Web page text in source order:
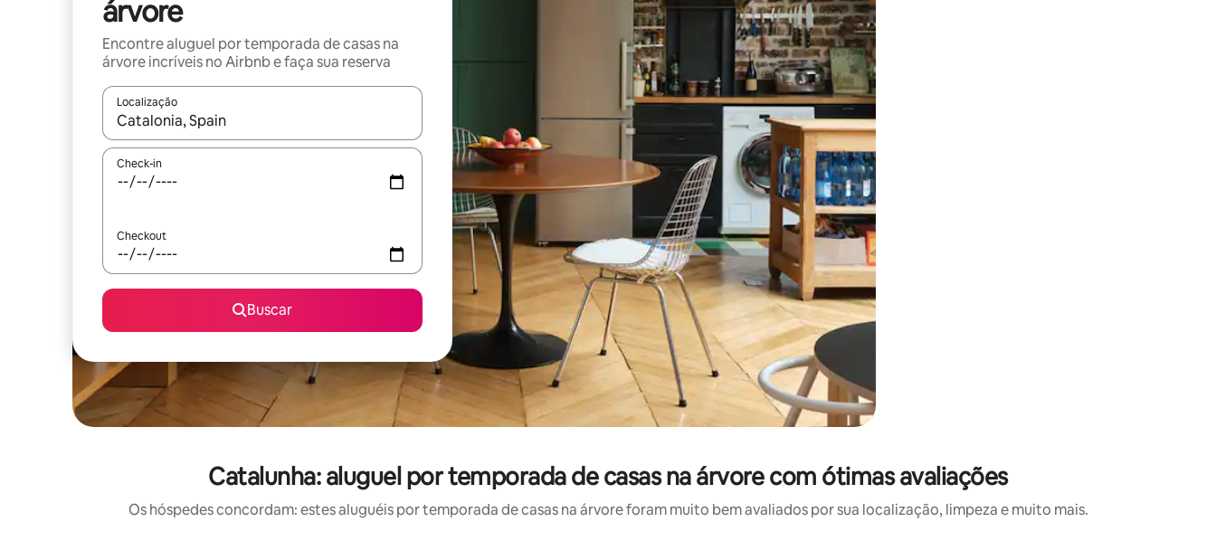
árvore
Encontre aluguel por temporada de casas na
árvore incríveis no Airbnb e faça sua reserva
Localização
Quando os resultados estiverem disponíveis, explore-os usando as seta para cima e para baixo do teclado ou tocando e deslizando o dedo na tela.
Check-in
Checkout
Buscar
Catalunha: aluguel por temporada de casas na árvore com ótimas avaliações
Os hóspedes concordam: estes aluguéis por temporada de casas na árvore foram muito bem avaliados por sua localização, limpeza e muito mais.